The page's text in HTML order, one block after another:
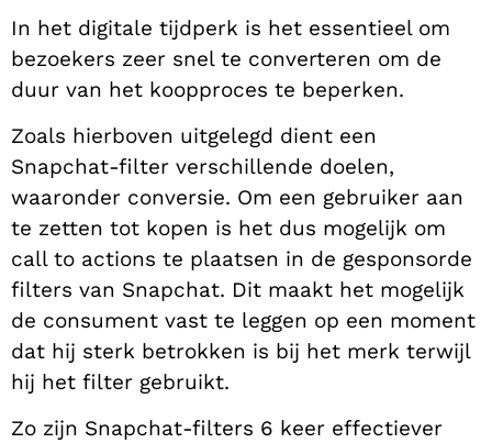
In het digitale tijdperk is het essentieel om
bezoekers zeer snel te converteren om de
duur van het koopproces te beperken.
Zoals hierboven uitgelegd dient een
Snapchat-filter verschillende doelen,
waaronder conversie. Om een gebruiker aan
te zetten tot kopen is het dus mogelijk om
call to actions te plaatsen in de gesponsorde
filters van Snapchat. Dit maakt het mogelijk
de consument vast te leggen op een moment
dat hij sterk betrokken is bij het merk terwijl
hij het filter gebruikt.
Zo zijn Snapchat-filters 6 keer effectiever